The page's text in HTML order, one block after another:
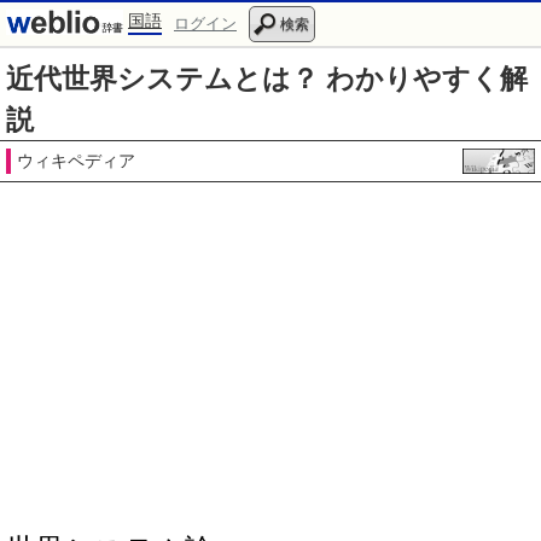
国語 ログイン 検索
近代世界システムとは？ わかりやすく解
説
ウィキペディア